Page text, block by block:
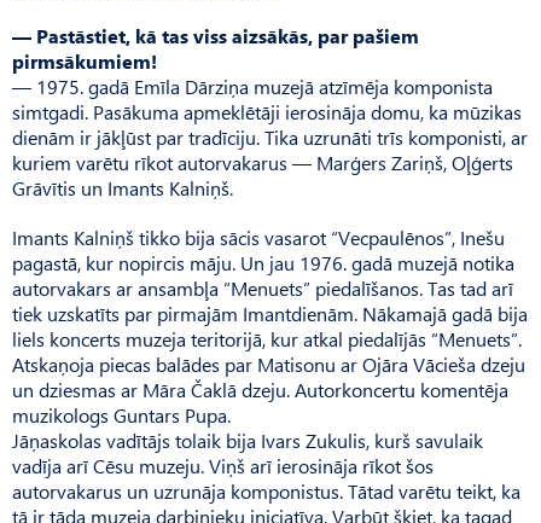
— Pastāstiet, kā tas viss aizsākās, par pašiem
pirmsākumiem!
— 1975. gadā Emīla Dārziņa muzejā atzīmēja komponista
simtgadi. Pasākuma apmeklētāji ierosināja domu, ka mūzikas
dienām ir jākļūst par tradīciju. Tika uzrunāti trīs komponisti, ar
kuriem varētu rīkot autorvakarus — Marģers Zariņš, Oļģerts
Grāvītis un Imants Kalniņš.
Imants Kalniņš tikko bija sācis vasarot “Vecpaulēnos”, Inešu
pagastā, kur nopircis māju. Un jau 1976. gadā muzejā notika
autorvakars ar ansambļa “Menuets” piedalīšanos. Tas tad arī
tiek uzskatīts par pirmajām Imantdienām. Nākamajā gadā bija
liels koncerts muzeja teritorijā, kur atkal piedalījās “Me­nuets”.
Atskaņoja piecas balādes par Matisonu ar Ojāra Vācieša dzeju
un dziesmas ar Māra Čaklā dzeju. Autor­kon­certu komentēja
muzikologs Guntars Pupa.
Jāņaskolas vadītājs tolaik bija Ivars Zukulis, kurš savulaik
vadīja arī Cēsu muzeju. Viņš arī ierosināja rīkot šos
autorvakarus un uzrunāja komponistus. Tātad varētu teikt, ka
tā ir tāda muzeja darbinieku iniciatīva. Varbūt šķiet, ka tagad